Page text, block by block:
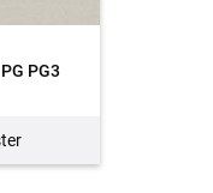
PG PG3